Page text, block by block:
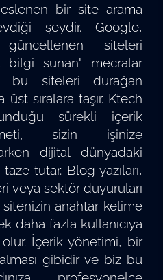
bir site arama
şeydir. Google,
siteleri
bilgi sunan" mecralar
bu siteleri durağan
sıralara taşır. Ktech
sürekli içerik
sizin işinize
dijital dünyadaki
taze tutar. Blog yazıları,
veya sektör duyuruları
anahtar kelime
daha fazla kullanıcıya
olur. İçerik yönetimi, bir
gibidir ve biz bu